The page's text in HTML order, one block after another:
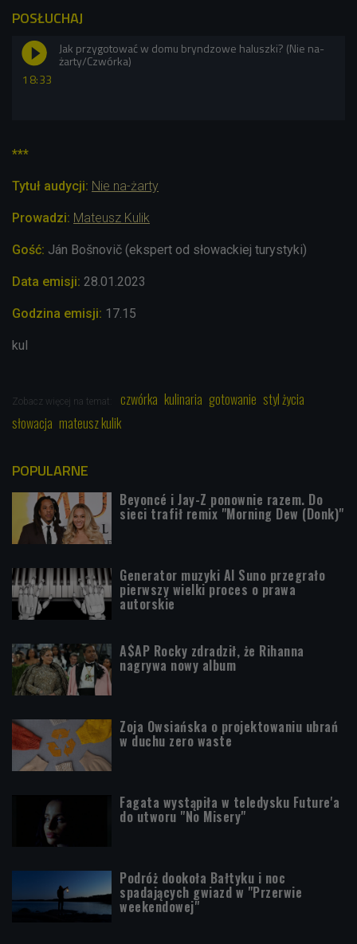
POSŁUCHAJ
18:33
Jak przygotować w domu bryndzowe haluszki? (Nie na-
żarty/Czwórka)
***
Tytuł audycji: Nie na-żarty
Prowadzi: Mateusz Kulik
Gość: Ján Bošnovič (ekspert od słowackiej turystyki)
Data emisji: 28.01. 2023
Godzina emisji: 17.15
kul
Zobacz więcej na temat: czwórka kulinaria gotowanie styl życia
słowacja mateusz kulik
POPULARNE
Beyoncé i Jay-Z ponownie razem. Do
sieci trafił remix "Morning Dew (Donk)"
Generator muzyki AI Suno przegrało
pierwszy wielki proces o prawa
autorskie
A$AP Rocky zdradził, że Rihanna
nagrywa nowy album
Zoja Owsiańska o projektowaniu ubrań
w duchu zero waste
Fagata wystąpiła w teledysku Future'a
do utworu "No Misery"
Podróż dookoła Bałtyku i noc
spadających gwiazd w "Przerwie
weekendowej"